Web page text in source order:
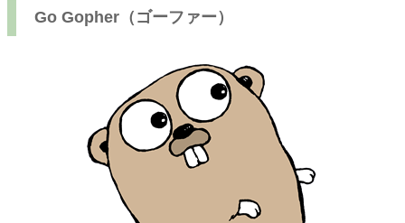
Go Gopher（ゴーファー）